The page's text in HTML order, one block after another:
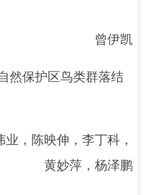
曾伊凯
然保护区鸟类群落结
，陈映伸，李丁科，
黄妙萍，杨泽鹏